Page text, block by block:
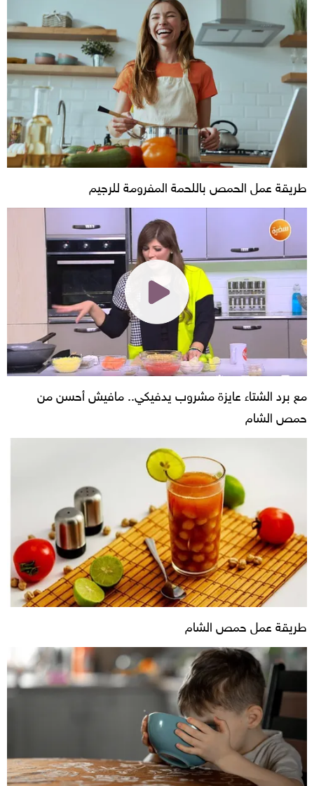
طريقة عمل الحمص باللحمة المفرومة للرجيم
مع برد الشتاء عايزة مشروب يدفيكي.. مافيش أحسن من
حمص الشام
طريقة عمل حمص الشام